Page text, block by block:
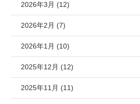
2026年3月 (12)
2026年2月 (7)
2026年1月 (10)
2025年12月 (12)
2025年11月 (11)